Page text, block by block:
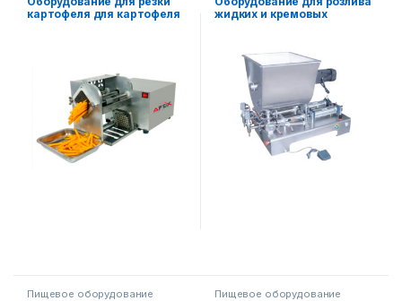
картофеля для картофеля
Диспенсерное оборудование
жидких и кремовых
Пищевое оборудование Пищевое оборудование